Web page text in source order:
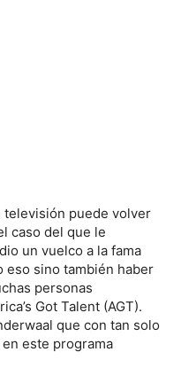
televisión puede volver
caso del que le
un vuelco a la fama
eso sino también haber
personas
Got Talent (AGT).
que con tan solo
este programa